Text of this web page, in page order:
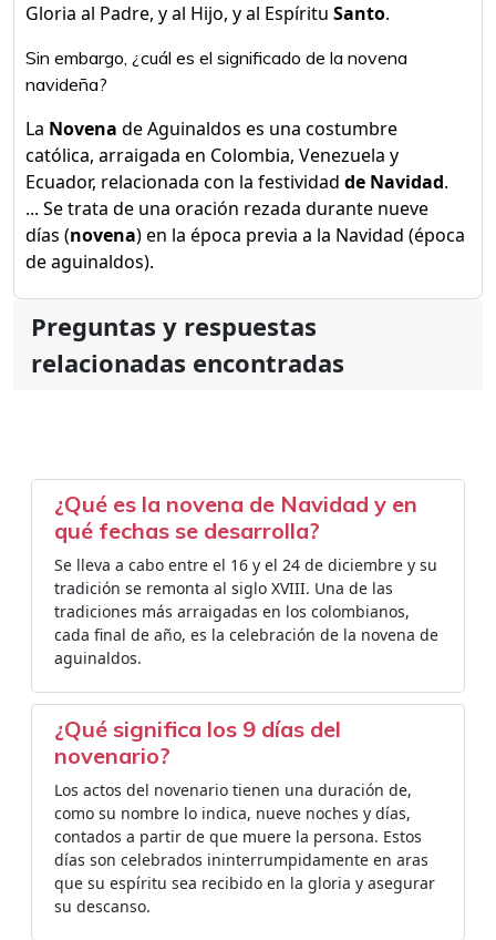
Gloria al Padre, y al Hijo, y al Espíritu Santo.
Sin embargo, ¿cuál es el significado de la novena
navideña?
La Novena de Aguinaldos​ es una costumbre
católica, arraigada en Colombia, Venezuela y
Ecuador, relacionada con la festividad de Navidad.
... Se trata de una oración rezada durante nueve
días (novena) en la época previa a la Navidad (época
de aguinaldos).
Preguntas y respuestas
relacionadas encontradas
¿Qué es la novena de Navidad y en
qué fechas se desarrolla?
Se lleva a cabo entre el 16 y el 24 de diciembre y su
tradición se remonta al siglo XVIII. Una de las
tradiciones más arraigadas en los colombianos,
cada final de año, es la celebración de la novena de
aguinaldos.
¿Qué significa los 9 días del
novenario?
Los actos del novenario tienen una duración de,
como su nombre lo indica, nueve noches y días,
contados a partir de que muere la persona. Estos
días son celebrados ininterrumpidamente en aras
que su espíritu sea recibido en la gloria y asegurar
su descanso.